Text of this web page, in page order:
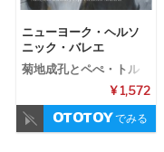
ニューヨーク・ヘルソ
ニック・バレエ
菊地成孔とペぺ・トル
メント・アスカラール
¥ 1,572
でみる